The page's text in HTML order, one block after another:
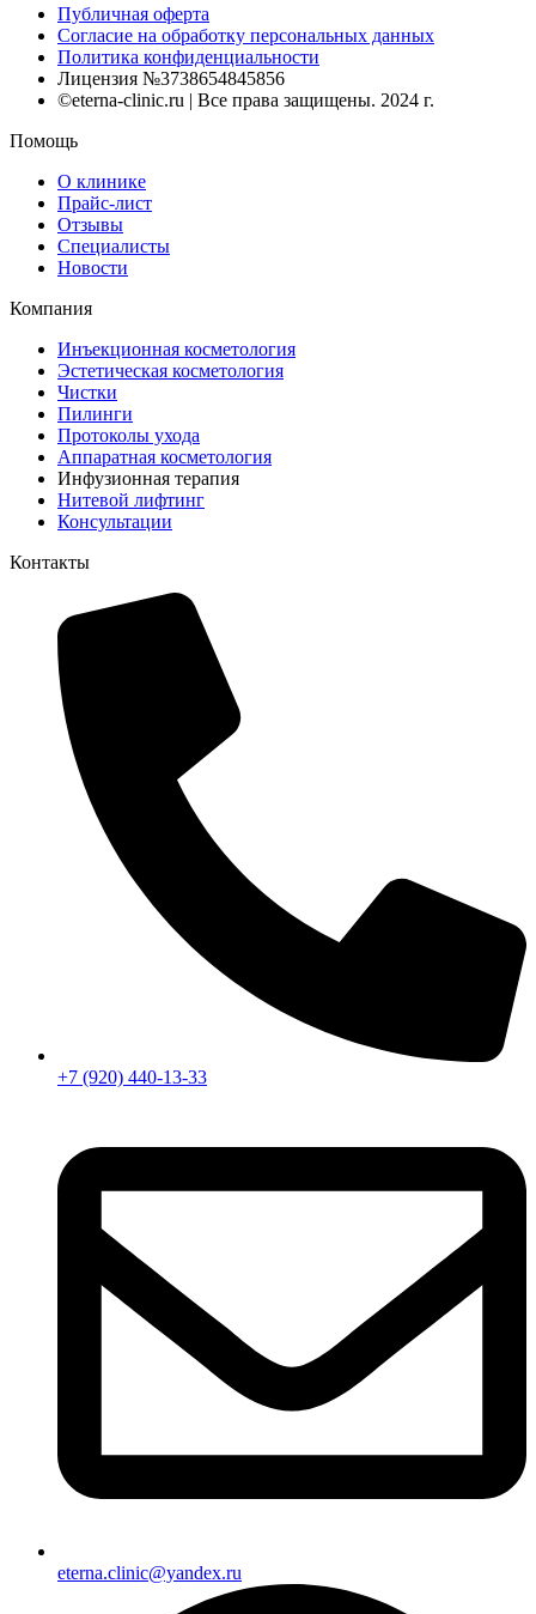
Публичная оферта
Согласие на обработку персональных данных
Политика конфиденциальности
Лицензия №3738654845856
©eterna-clinic.ru | Все права защищены. 2024 г.
Помощь
О клинике
Прайс-лист
Отзывы
Специалисты
Новости
Компания
Инъекционная косметология
Эстетическая косметология
Чистки
Пилинги
Протоколы ухода
Аппаратная косметология
Инфузионная терапия
Нитевой лифтинг
Консультации
Контакты
+7 (920) 440-13-33
eterna.clinic@yandex.ru